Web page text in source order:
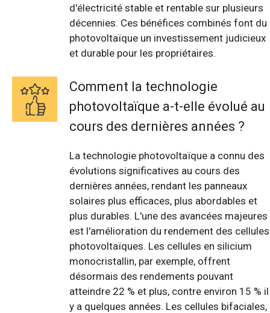
d'électricité stable et rentable sur plusieurs
décennies. Ces bénéfices combinés font du
photovoltaïque un investissement judicieux
et durable pour les propriétaires.
Comment la technologie
photovoltaïque a-t-elle évolué au
cours des dernières années ?
La technologie photovoltaïque a connu des
évolutions significatives au cours des
dernières années, rendant les panneaux
solaires plus efficaces, plus abordables et
plus durables. L'une des avancées majeures
est l'amélioration du rendement des cellules
photovoltaïques. Les cellules en silicium
monocristallin, par exemple, offrent
désormais des rendements pouvant
atteindre 22 % et plus, contre environ 15 % il
y a quelques années. Les cellules bifaciales,